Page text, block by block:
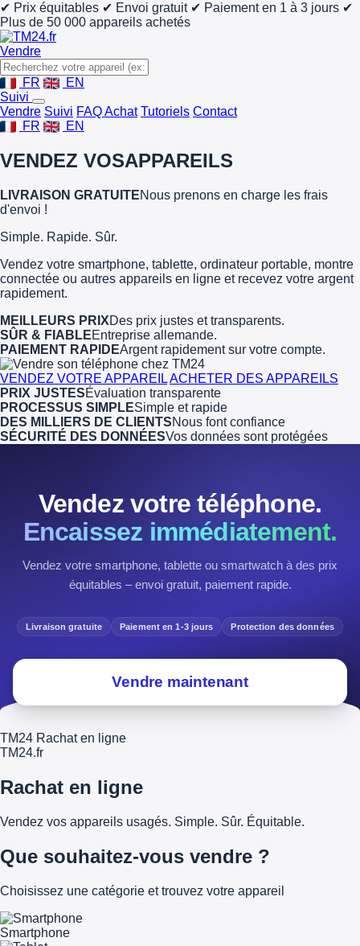
✔ Prix équitables ✔ Envoi gratuit ✔ Paiement en 1 à 3 jours ✔
Plus de 50 000 appareils achetés
Vendre
FR
EN
Suivi
Vendre Suivi FAQ Achat Tutoriels Contact
FR
EN
VENDEZ VOSAPPAREILS
LIVRAISON GRATUITENous prenons en charge les frais
d'envoi !
Simple. Rapide. Sûr.
Vendez votre smartphone, tablette, ordinateur portable, montre
connectée ou autres appareils en ligne et recevez votre argent
rapidement.
MEILLEURS PRIXDes prix justes et transparents.
SÛR & FIABLEEntreprise allemande.
PAIEMENT RAPIDEArgent rapidement sur votre compte.
VENDEZ VOTRE APPAREILACHETER DES APPAREILS
PRIX JUSTESÉvaluation transparente
PROCESSUS SIMPLESimple et rapide
DES MILLIERS DE CLIENTSNous font confiance
SÉCURITÉ DES DONNÉESVos données sont protégées
Vendez votre téléphone.
Encaissez immédiatement.
Vendez votre smartphone, tablette ou smartwatch à des prix
équitables – envoi gratuit, paiement rapide.
Livraison gratuite Paiement en 1-3 jours Protection des données
Vendre maintenant
TM24 Rachat en ligne
TM24.fr
Rachat en ligne
Vendez vos appareils usagés. Simple. Sûr. Équitable.
Que souhaitez-vous vendre ?
Choisissez une catégorie et trouvez votre appareil
Smartphone